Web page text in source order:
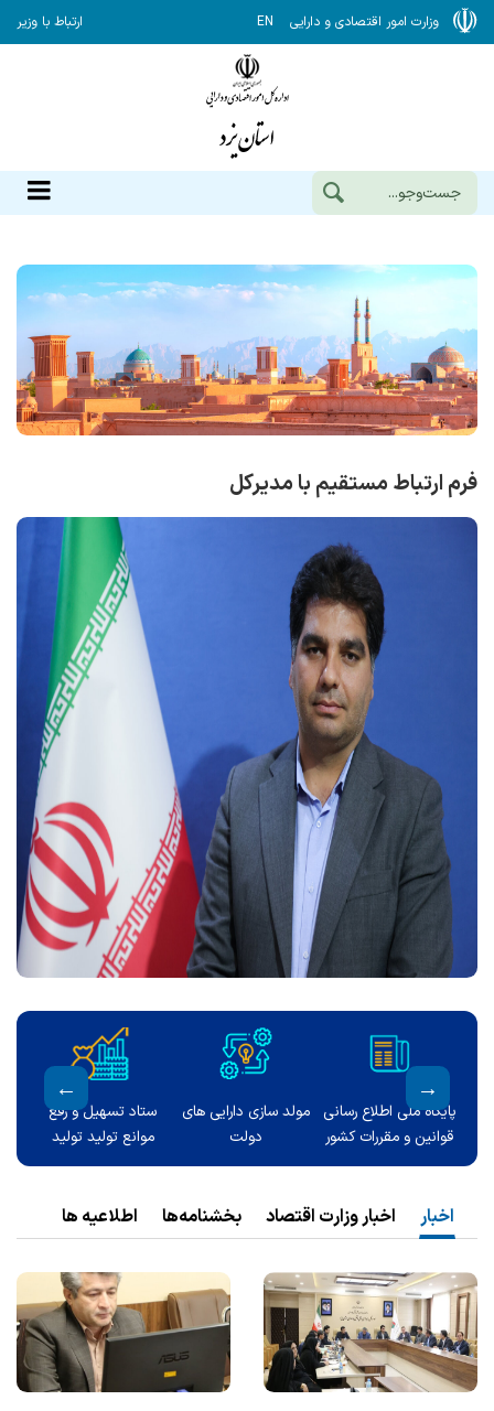
وزارت امور اقتصادی و دارایی EN ارتباط با وزیر
فرم ارتباط مستقیم با مدیرکل
پایگاه ملی اطلاع رسانی
قوانین و مقررات کشور
مولد سازی دارایی های
دولت
ستاد تسهیل و رفع
موانع تولید تولید
اخبار اخبار وزارت اقتصاد بخشنامه‌ها اطلاعیه ها